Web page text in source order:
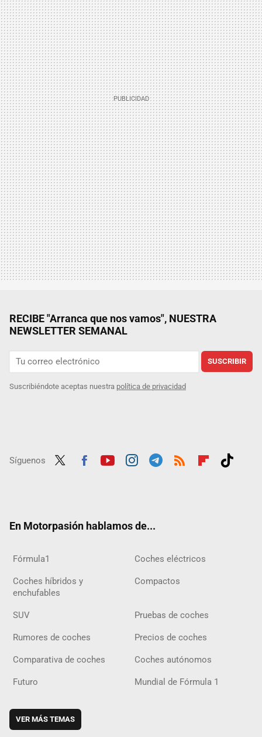
RECIBE "Arranca que nos vamos", NUESTRA
NEWSLETTER SEMANAL
SUSCRIBIR
Suscribiéndote aceptas nuestra política de privacidad
Síguenos
En Motorpasión hablamos de...
Fórmula1 Coches eléctricos
Coches híbridos y
enchufables
Compactos
SUV Pruebas de coches
Rumores de coches Precios de coches
Comparativa de coches Coches autónomos
Futuro Mundial de Fórmula 1
VER MÁS TEMAS